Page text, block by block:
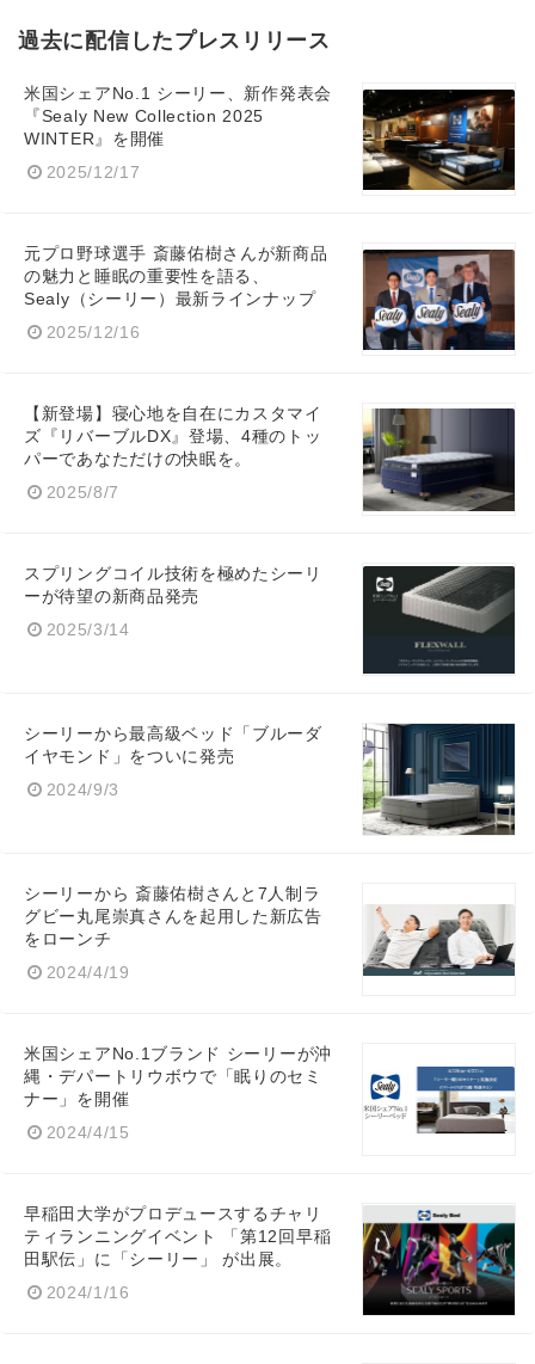
過去に配信したプレスリリース
米国シェアNo.1 シーリー、新作発表会
『Sealy New Collection 2025
WINTER』を開催
2025/12/17
元プロ野球選手 斎藤佑樹さんが新商品
の魅力と睡眠の重要性を語る、
Sealy（シーリー）最新ラインナップ
2025/12/16
【新登場】寝心地を自在にカスタマイ
ズ『リバーブルDX』登場、4種のトッ
パーであなただけの快眠を。
2025/8/7
スプリングコイル技術を極めたシーリ
ーが待望の新商品発売
2025/3/14
シーリーから最高級ベッド「ブルーダ
イヤモンド」をついに発売
2024/9/3
シーリーから 斎藤佑樹さんと7人制ラ
グビー丸尾崇真さんを起用した新広告
をローンチ
2024/4/19
米国シェアNo.1ブランド シーリーが沖
縄・デパートリウボウで「眠りのセミ
ナー」を開催
2024/4/15
早稲田大学がプロデュースするチャリ
ティランニングイベント 「第12回早稲
田駅伝」に「シーリー」 が出展。
2024/1/16